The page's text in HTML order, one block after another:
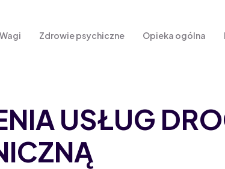
Zdrowie psychiczne Opieka ogólna
USŁUG